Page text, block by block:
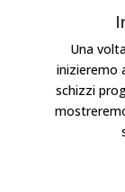
Una
inizieremo
schizzi